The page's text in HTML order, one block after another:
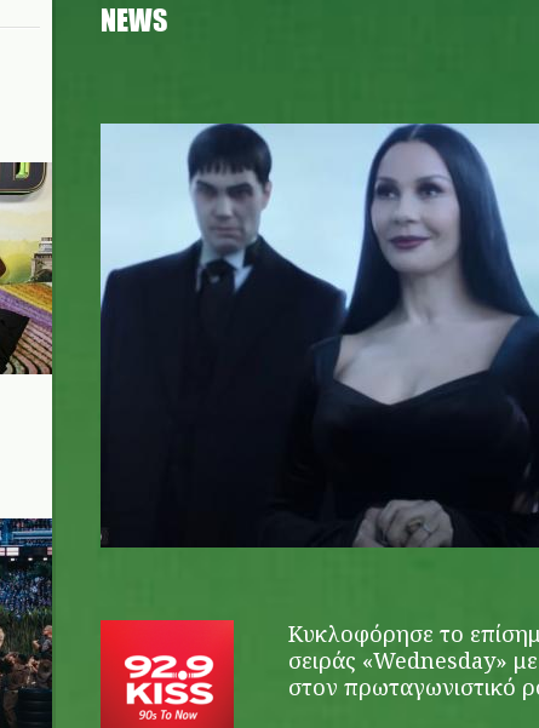
NEWS
wednesday_season_2_trailer.jpg
Κυκλοφόρησε το
σειράς «Wednesday»
στον πρωταγωνιστικό